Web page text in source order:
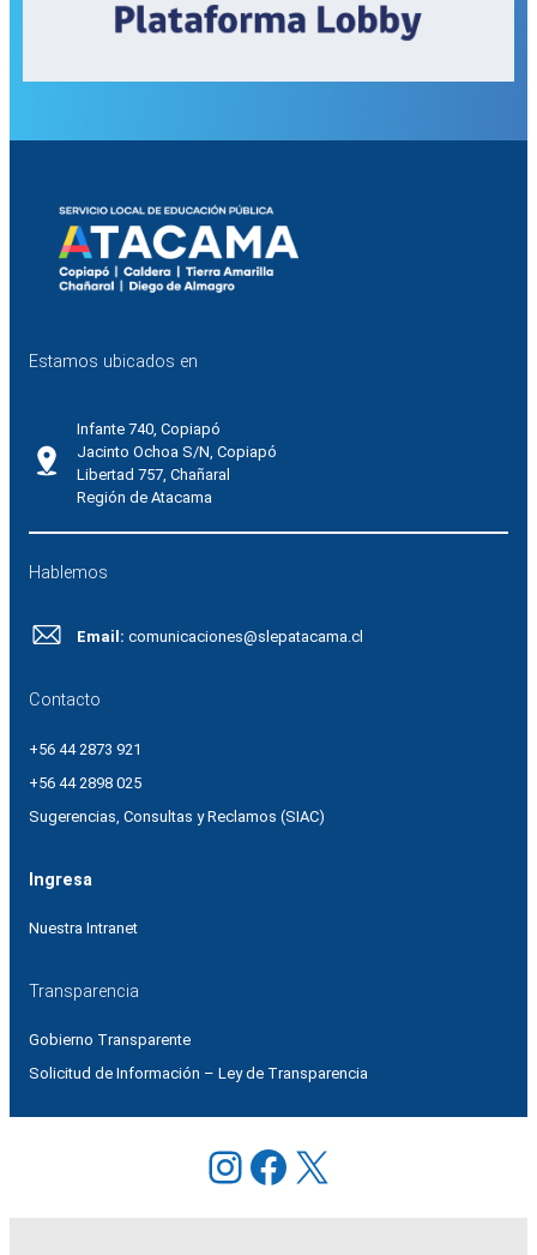
Estamos ubicados en
Infante 740, Copiapó
Jacinto Ochoa S/N, Copiapó
Libertad 757, Chañaral
Región de Atacama
Hablemos
Email: comunicaciones@slepatacama.cl
Contacto
+56 44 2873 921
+56 44 2898 025
Sugerencias, Consultas y Reclamos (SIAC)
Ingresa
Nuestra Intranet
Transparencia
Gobierno Transparente
Solicitud de Información – Ley de Transparencia
Instagram
Facebook
X